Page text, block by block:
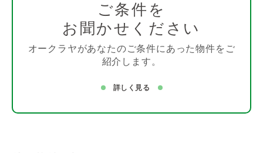
ご条件を
お聞かせください
オークラヤがあなたのご条件にあった物件をご
紹介します。
詳しく見る